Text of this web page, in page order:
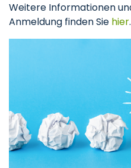
Weitere Informationen
Anmeldung finden Sie hier.